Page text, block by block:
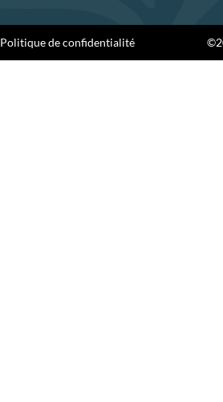
Politique de confidentialité